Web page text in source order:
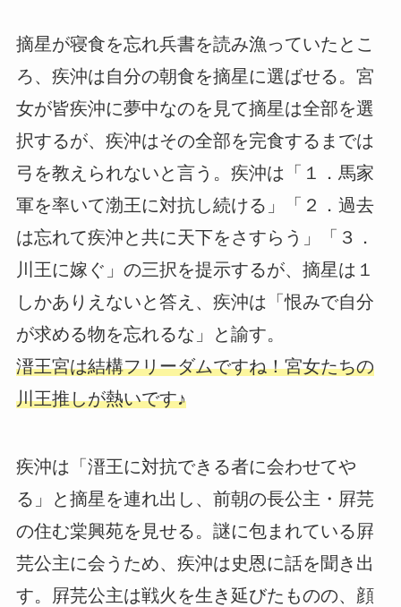
摘星が寝食を忘れ兵書を読み漁っていたとこ
ろ、疾沖は自分の朝食を摘星に選ばせる。宮
女が皆疾沖に夢中なのを見て摘星は全部を選
択するが、疾沖はその全部を完食するまでは
弓を教えられないと言う。疾沖は「１．馬家
軍を率いて渤王に対抗し続ける」「２．過去
は忘れて疾沖と共に天下をさすらう」「３．
川王に嫁ぐ」の三択を提示するが、摘星は１
しかありえないと答え、疾沖は「恨みで自分
が求める物を忘れるな」と諭す。
溍王宮は結構フリーダムですね！宮女たちの
川王推しが熱いです♪
疾沖は「溍王に対抗できる者に会わせてや
る」と摘星を連れ出し、前朝の長公主・屛芫
の住む棠興苑を見せる。謎に包まれている屛
芫公主に会うため、疾沖は史恩に話を聞き出
す。屛芫公主は戦火を生き延びたものの、顔